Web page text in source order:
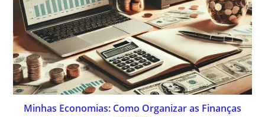
Minhas Economias: Como Organizar as Finanças